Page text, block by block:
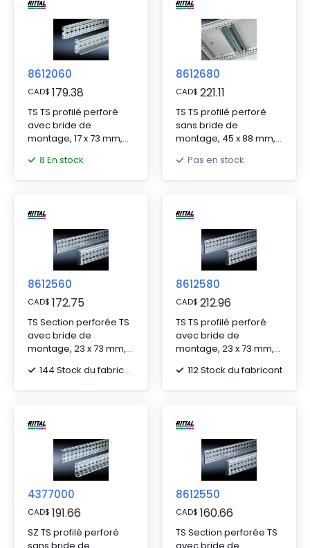
8612060
CAD$ 179.38
TS TS profilé perforé
avec bride de
montage, 17 x 73 mm,
montage intérieur :
pour L/D : 600 mm, L :
8 En stock
8612680
CAD$ 221.11
TS TS profilé perforé
sans bride de
montage, 45 x 88 mm,
montage intérieur :
pour WD : 800 mm
Pas en stock
8612560
CAD$ 172.75
TS Section perforée TS
avec bride de
montage, 23 x 73 mm,
montage intérieur : L/D :
600 mm
144 Stock du fabricant
8612580
CAD$ 212.96
TS TS profilé perforé
avec bride de
montage, 23 x 73 mm,
montage intérieur : L/D :
800 mm
112 Stock du fabricant
4377000
CAD$ 191.66
SZ TS profilé perforé
8612550
CAD$ 160.66
TS Section perforée TS